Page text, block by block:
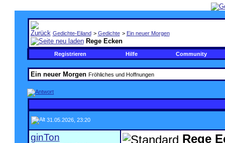
Gedichte-Eiland > Gedichte > Ein neuer Morgen
Rege Ecken
Registrieren Hilfe Community
Ein neuer Morgen Fröhliches und Hoffnungen
31.05.2026, 23:20
ginTon Rege